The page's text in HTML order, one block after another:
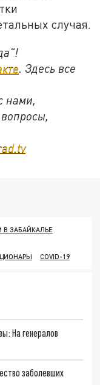
случая.
. Здесь все
нами,
ЗАБАЙКАЛЬЕ
COVID-19
На генералов
заболевших